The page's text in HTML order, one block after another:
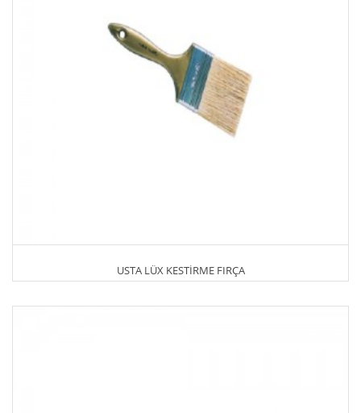
USTA LÜX KESTİRME FIRÇA